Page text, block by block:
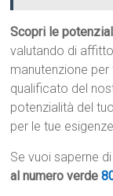
Scopri le
valutando di
manutenzione
qualificato del
potenzialità del
per le tue
Se vuoi saperne
al numero verde